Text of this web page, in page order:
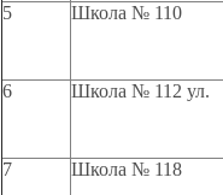
5
Школа № 110
6
Школа № 112 ул.
7
Школа № 118